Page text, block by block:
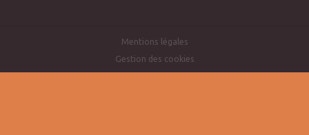
Mentions légales
Gestion des cookies